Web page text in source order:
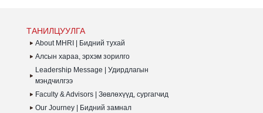
ТАНИЛЦУУЛГА
About MHRI | Бидний тухай
Алсын хараа, эрхэм зорилго
Leadership Message | Удирдлагын
мэндчилгээ
Faculty & Advisors | Зөвлөхүүд, сургагчид
Our Journey | Бидний замнал